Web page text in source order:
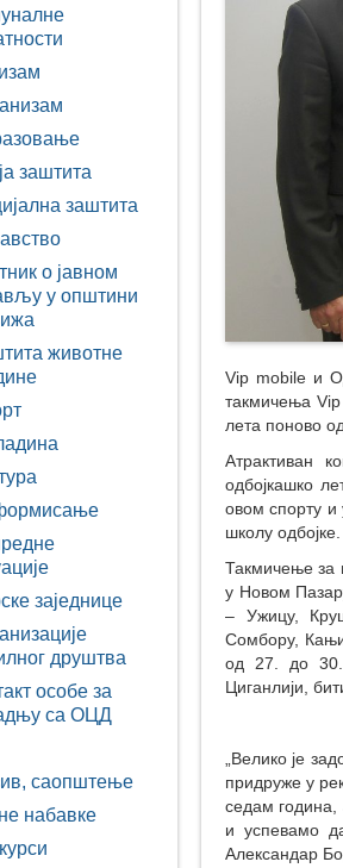
заштита
заштита
о јавном
у општини
животне
заједнице
друштва
особе за
са ОЦД
саопштење
набавке
Vip mobile и
такмичења
лета поново
Атрактиван
одбојкашко
овом спорту
школу одбојке.
Такмичење за
у Новом
– Ужицу,
Сомбору,
од 27. до 30.
Циганлији,
„Велико је
придруже у
седам година,
и успевамо
Александар